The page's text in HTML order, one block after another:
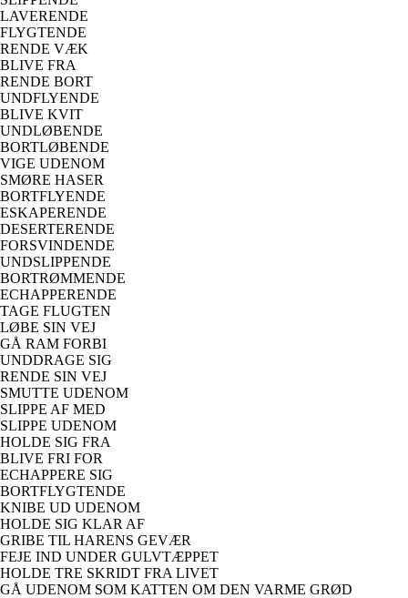
LAVERENDE
FLYGTENDE
RENDE VÆK
BLIVE FRA
RENDE BORT
UNDFLYENDE
BLIVE KVIT
UNDLØBENDE
BORTLØBENDE
VIGE UDENOM
SMØRE HASER
BORTFLYENDE
ESKAPERENDE
DESERTERENDE
FORSVINDENDE
UNDSLIPPENDE
BORTRØMMENDE
ECHAPPERENDE
TAGE FLUGTEN
LØBE SIN VEJ
GÅ RAM FORBI
UNDDRAGE SIG
RENDE SIN VEJ
SMUTTE UDENOM
SLIPPE AF MED
SLIPPE UDENOM
HOLDE SIG FRA
BLIVE FRI FOR
ECHAPPERE SIG
BORTFLYGTENDE
KNIBE UD UDENOM
HOLDE SIG KLAR AF
GRIBE TIL HARENS GEVÆR
FEJE IND UNDER GULVTÆPPET
HOLDE TRE SKRIDT FRA LIVET
GÅ UDENOM SOM KATTEN OM DEN VARME GRØD